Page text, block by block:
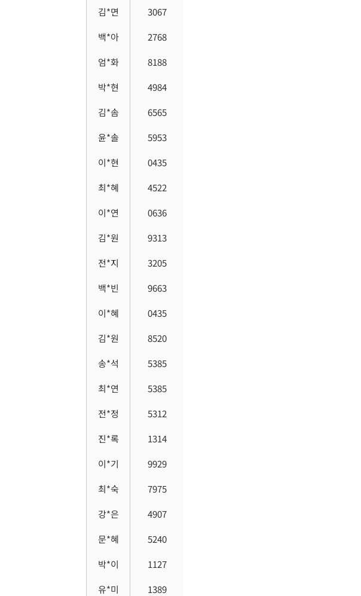
김*면
3067
백*아
2768
엄*화
8188
박*현
4984
김*솜
6565
윤*솔
5953
이*현
0435
최*혜
4522
이*연
0636
김*원
9313
전*지
3205
백*빈
9663
이*혜
0435
김*원
8520
송*석
5385
최*연
5385
전*정
5312
진*록
1314
이*기
9929
최*숙
7975
강*은
4907
문*혜
5240
박*이
1127
유*미
1389